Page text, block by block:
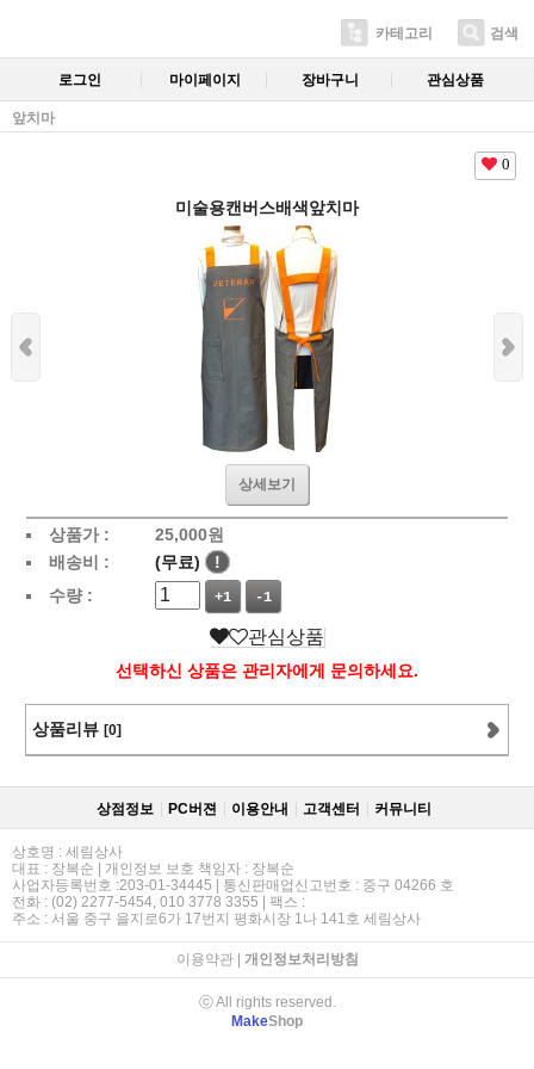
카테고리 검색
로그인 마이페이지 장바구니 관심상품
앞치마
0
미술용캔버스배색앞치마
상세보기
상품가 : 25,000원
배송비 :
(무료)
!
수량 :
+1 -1
관심상품
선택하신 상품은 관리자에게 문의하세요.
상품리뷰 [0]
상점정보 PC버젼 이용안내 고객센터 커뮤니티
상호명 : 세림상사
대표 : 장복순 | 개인정보 보호 책임자 : 장복순
사업자등록번호 :203-01-34445 | 통신판매업신고번호 : 중구 04266 호
전화 : (02) 2277-5454, 010 3778 3355 | 팩스 :
주소 : 서울 중구 을지로6가 17번지 평화시장 1나 141호 세림상사
이용약관| 개인정보처리방침
ⓒ All rights reserved.
MakeShop